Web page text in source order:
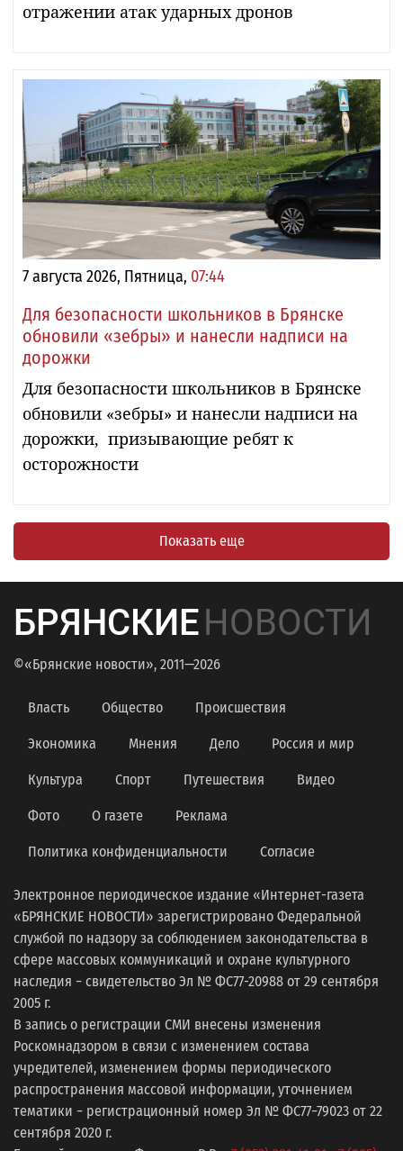
отражении атак ударных дронов
7 августа 2026, Пятница, 07:44
Для безопасности школьников в Брянске
обновили «зебры» и нанесли надписи на
дорожки
Для безопасности школьников в Брянске
обновили «зебры» и нанесли надписи на
дорожки, призывающие ребят к
осторожности
Показать еще
БРЯНСКИЕНОВОСТИ
©«Брянские новости», 2011—2026
Власть Общество Происшествия
Экономика Мнения Дело Россия и мир
Культура Спорт Путешествия Видео
Фото О газете Реклама
Политика конфиденциальности Согласие
Электронное периодическое издание «Интернет-газета
«БРЯНСКИЕ НОВОСТИ» зарегистрировано Федеральной
службой по надзору за соблюдением законодательства в
сфере массовых коммуникаций и охране культурного
наследия − свидетельство Эл № ФС77-20988 от 29 сентября
2005 г.
В запись о регистрации СМИ внесены изменения
Роскомнадзором в связи с изменением состава
учредителей, изменением формы периодического
распространения массовой информации, уточнением
тематики − регистрационный номер Эл № ФС77−79023 от 22
сентября 2020 г.